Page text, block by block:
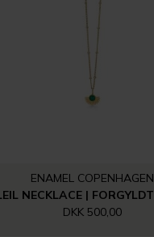
ENAMEL COPENHAGEN
DKK 500,00